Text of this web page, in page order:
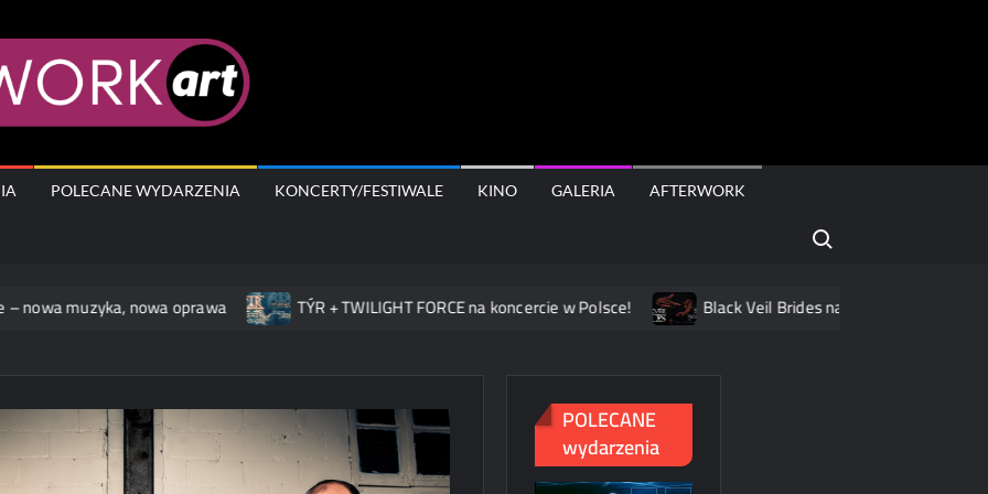
POLECANE WYDARZENIA KONCERTY/FESTIWALE KINO GALERIA AFTERWORK
Search for:
nowa oprawa TÝR + TWILIGHT FORCE na koncercie w Polsce! Black Veil Brides na dwóch koncertach w Polsce
POLECANE
wydarzenia